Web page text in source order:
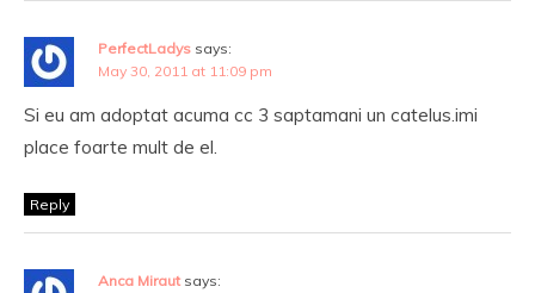
PerfectLadys says:
May 30, 2011 at 11:09 pm
Si eu am adoptat acuma cc 3 saptamani un catelus.imi
place foarte mult de el.
Reply
Anca Miraut says: